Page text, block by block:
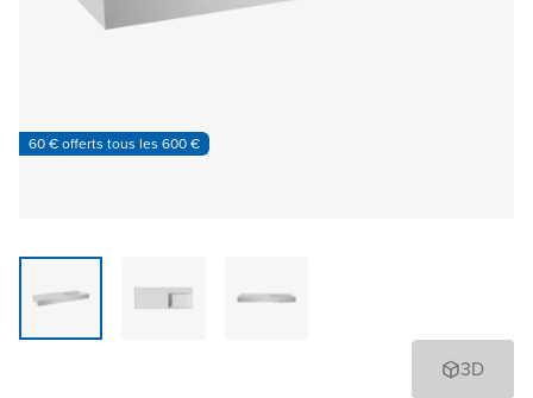
60 € offerts tous les 600 €
3D